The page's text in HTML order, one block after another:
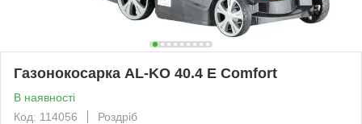
Газонокосарка AL-KO 40.4 E Comfort
В наявності
Код: 114056
Роздріб